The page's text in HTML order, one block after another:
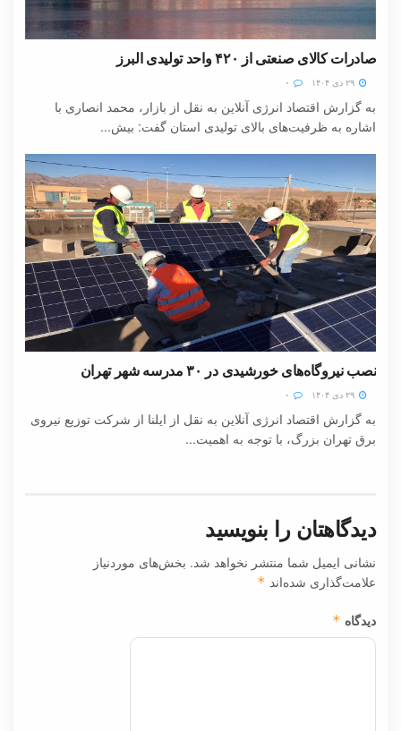
صادرات کالای صنعتی از ۴۲۰ واحد تولیدی البرز
به گزارش اقتصاد انرژی آنلاین به نقل از بازار، محمد انصاری با
اشاره به ظرفیت‌های بالای تولیدی استان گفت: بیش...
نصب نیروگاه‌های خورشیدی در ۳۰ مدرسه شهر تهران
به گزارش اقتصاد انرژی آنلاین به نقل از ایلنا از شرکت توزیع نیروی
برق تهران بزرگ، با توجه به اهمیت...
دیدگاهتان را بنویسید
نشانی ایمیل شما منتشر نخواهد شد. بخش‌های موردنیاز
علامت‌گذاری شده‌اند *
دیدگاه *